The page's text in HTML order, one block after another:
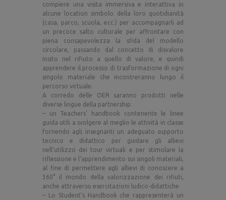
compiere una visita immersiva e interattiva in
alcune location simbolo della loro quotidianità
(casa, parco, scuola, ecc.) per accompagnarli ad
un precoce salto culturale per affrontare con
piena consapevolezza la sfida del modello
circolare, passando dal concetto di disvalore
insito nel rifiuto a quello di valore, e quindi
apprendere il processo di trasformazione di ogni
singolo materiale che incontreranno lungo il
percorso virtuale.
A corredo delle OER saranno prodotti nelle
diverse lingue della partnership:
– un Teachers’ handbook contenente le linee
guida utili a svolgere al meglio le attività in classe
fornendo agli insegnanti un adeguato supporto
tecnico e didattico per guidare gli allievi
nell’utilizzo dei tour virtuali e per stimolare la
riflessione e l’apprendimento sui singoli materiali,
al fine di permettere agli allievi di conoscere a
360° il mondo della valorizzazione dei rifiuti,
anche attraverso esercitazioni ludico-didattiche
– Lo Student’s Handbook che rappresenterà un